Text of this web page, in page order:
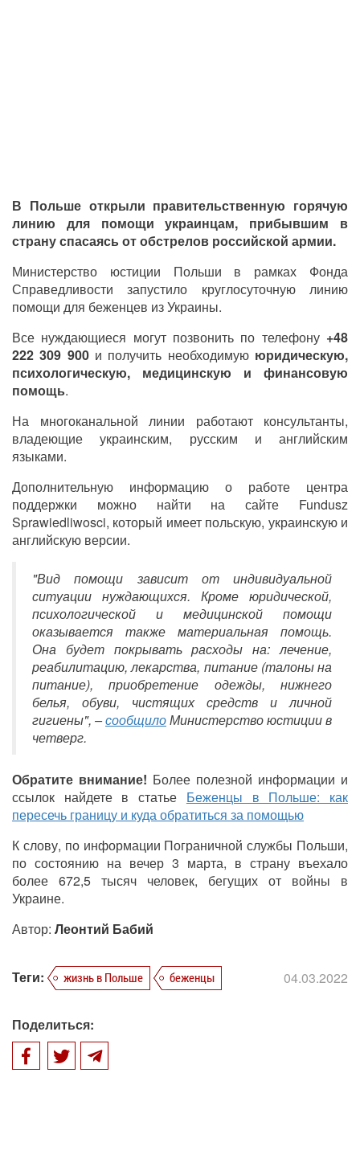
В Польше открыли правительственную горячую
линию для помощи украинцам, прибывшим в
страну спасаясь от обстрелов российской армии.
Министерство юстиции Польши в рамках Фонда
Справедливости запустило круглосуточную линию
помощи для беженцев из Украины.
Все нуждающиеся могут позвонить по телефону +48
222 309 900и получить необходимую юридическую,
психологическую, медицинскую и финансовую
помощь.
На многоканальной линии работают консультанты,
владеющие украинским, русским и английским
языками.
Дополнительную информацию о работе центра
поддержки можно найти на сайте Fundusz
Sprawiedliwosci, который имеет польскую, украинскую и
английскую версии.
"Вид помощи зависит от индивидуальной
ситуации нуждающихся. Кроме юридической,
психологической и медицинской помощи
оказывается также материальная помощь.
Она будет покрывать расходы на: лечение,
реабилитацию, лекарства, питание (талоны на
питание), приобретение одежды, нижнего
белья, обуви, чистящих средств и личной
гигиены", –сообщилоМинистерство юстиции в
четверг.
Обратите внимание! Более полезной информации и
ссылок найдете в статье Беженцы в Польше: как
пересечь границу и куда обратиться за помощью
К слову, по информации Пограничной службы Польши,
по состоянию на вечер 3 марта, в страну въехало
более 672,5 тысяч человек, бегущих от войны в
Украине.
Автор: Леонтий Бабий
Теги: жизнь в Польше беженцы 04.03.2022
Поделиться: